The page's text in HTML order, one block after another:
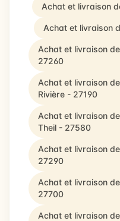
Achat et livraison
Achat et livraison
Achat et livraison
27260
Achat et livraison
Rivière - 27190
Achat et livraison
Theil - 27580
Achat et livraison
27290
Achat et livraison
27700
Achat et livraison